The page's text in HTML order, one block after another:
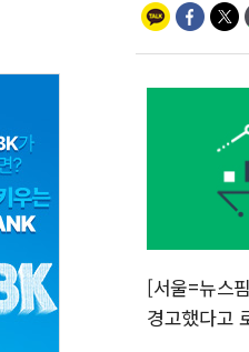
[서울=뉴스
경고했다고